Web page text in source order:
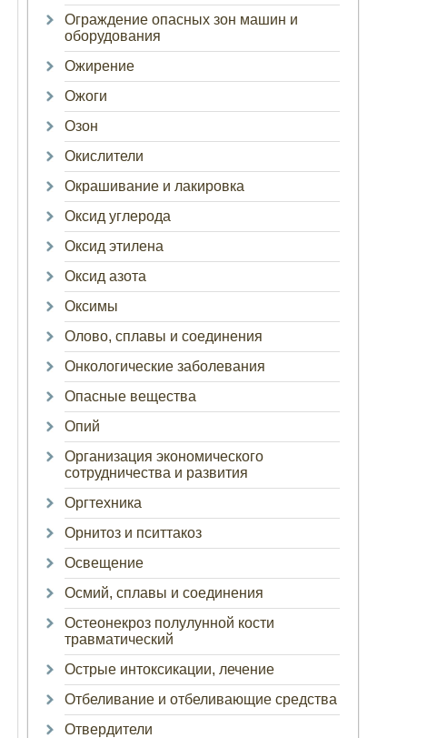
Ограждение опасных зон машин и
оборудования
Ожирение
Ожоги
Озон
Окислители
Окрашивание и лакировка
Оксид углерода
Оксид этилена
Оксид азота
Оксимы
Олово, сплавы и соединения
Онкологические заболевания
Опасные вещества
Опий
Организация экономического
сотрудничества и развития
Оргтехника
Орнитоз и пситтакоз
Освещение
Осмий, сплавы и соединения
Остеонекроз полулунной кости
травматический
Острые интоксикации, лечение
Отбеливание и отбеливающие средства
Отвердители